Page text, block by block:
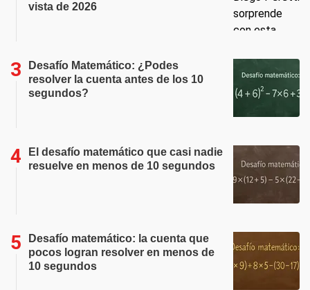
vista de 2026
Desafío Matemático: ¿Podes
resolver la cuenta antes de los 10
segundos?
El desafío matemático que casi nadie
resuelve en menos de 10 segundos
Desafío matemático: la cuenta que
pocos logran resolver en menos de
10 segundos